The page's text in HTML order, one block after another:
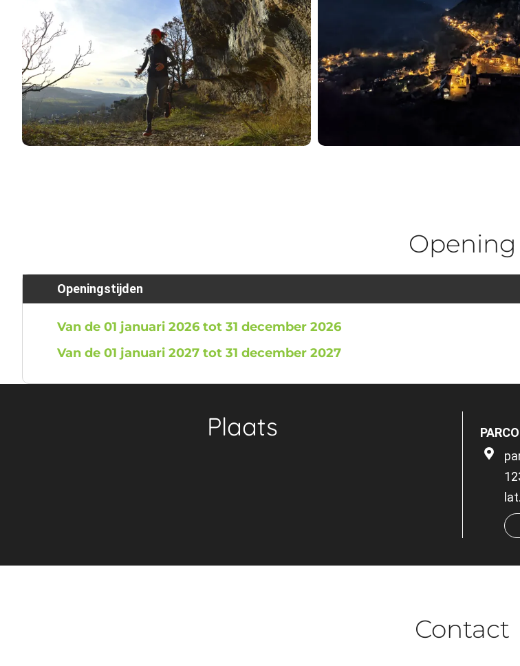
Opening
Openingstijden
Van de 01 januari 2026 tot 31 december 2026
Van de 01 januari 2027 tot 31 december 2027
Plaats
Contact